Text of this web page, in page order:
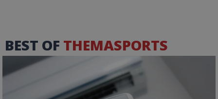
BEST OF THEMASPORTS